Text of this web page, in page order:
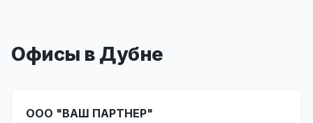
Офисы в Дубне
ООО "ВАШ ПАРТНЕР"